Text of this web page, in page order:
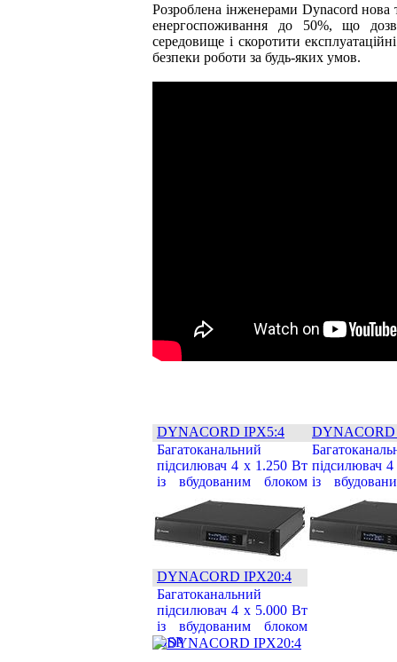
Розроблена інженерами Dynacord нова
енергоспоживання до 50%, що
середовище і скоротити
безпеки роботи за будь-яких умов.
DYNACORD IPX5:4
Багатоканальний
підсилювач 4 x 1.250 Вт
із вбудованим блоком
DYNACORD
підсилювач
із
DYNACORD IPX20:4
Багатоканальний
підсилювач 4 x 5.000 Вт
із вбудованим блоком
DSP